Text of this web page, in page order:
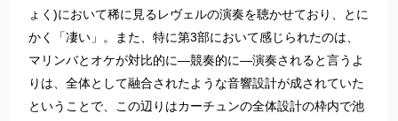
ょく)において稀に見るレヴェルの演奏を聴かせており、とに
かく「凄い」。また、特に第3部において感じられたのは、
マリンバとオケが対比的に―競奏的に―演奏されると言うよ
りは、全体として融合されたような音響設計が成されていた
ということで、この辺りはカーチュンの全体設計の枠内で池